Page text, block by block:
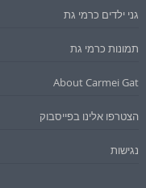
גני ילדים כרמי גת
תמונות כרמי גת
About Carmei Gat
הצטרפו אלינו בפייסבוק
נגישות